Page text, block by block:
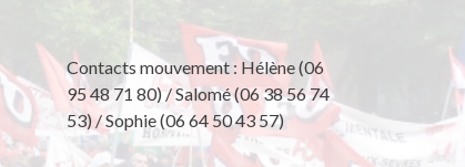
Contacts mouvement : Hélène (06
95 48 71 80) / Salomé (06 38 56 74
53) / Sophie (06 64 50 43 57)